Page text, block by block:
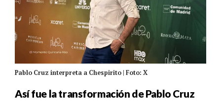
Pablo Cruz interpreta a Chespirito | Foto: X
Así fue la transformación de Pablo Cruz